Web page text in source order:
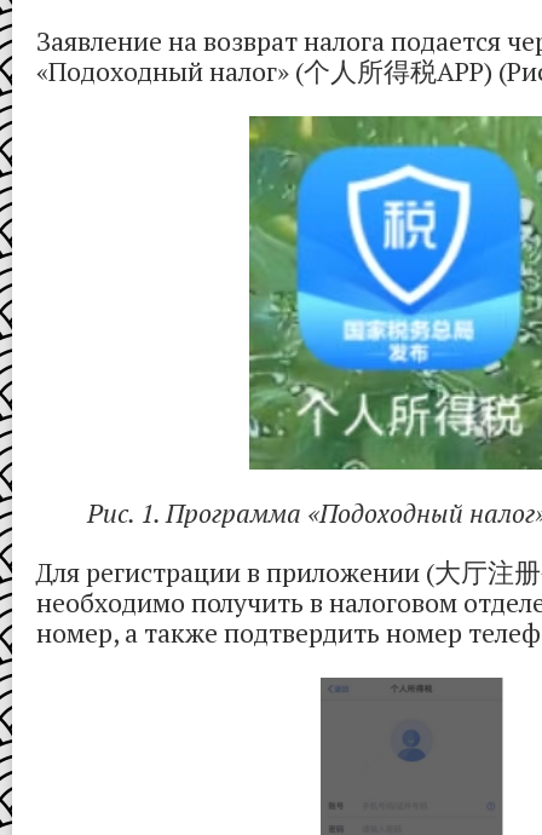
Заявление на возврат налога подается
«Подоходный налог» (个人所得税APP)
Рис. 1. Программа «Подоходный
Для регистрации в приложении (大厅注
необходимо получить в налоговом
номер, а также подтвердить номер